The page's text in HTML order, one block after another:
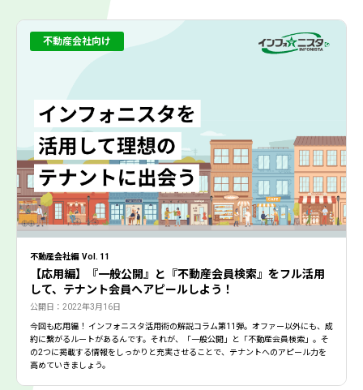
不動産会社編 Vol. 11
【応用編】『一般公開』と『不動産会員検索』をフル活用
して、テナント会員へアピールしよう！
公開日：2022年3月16日
今回も応用編！ インフォニスタ活用術の解説コラム第11弾。オファー以外にも、成
約に繋がるルートがあるんです。それが、「一般公開」と「不動産会員検索」。そ
の2つに掲載する情報をしっかりと充実させることで、テナントへのアピール力を
高めていきましょう。
不動産会社向け